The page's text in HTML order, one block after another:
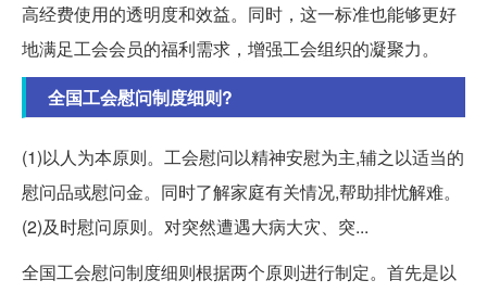
高经费使用的透明度和效益。同时，这一标准也能够更好
地满足工会会员的福利需求，增强工会组织的凝聚力。
全国工会慰问制度细则?
(1)以人为本原则。工会慰问以精神安慰为主,辅之以适当的
慰问品或慰问金。同时了解家庭有关情况,帮助排忧解难。
(2)及时慰问原则。对突然遭遇大病大灾、突...
全国工会慰问制度细则根据两个原则进行制定。首先是以